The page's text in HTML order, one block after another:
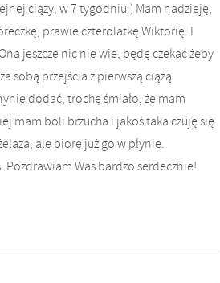
ciązy, w 7 tygodniu:) Mam nadzieję,
prawie czterolatkę Wiktorię. I
jeszcze nic nie wie, będę czekać żeby
sobą przejścia z pierwszą ciążą
dodać, trochę śmiało, że mam
mam bóli brzucha i jakoś taka czuję się
ale biorę już go w płynie.
Pozdrawiam Was bardzo serdecznie!